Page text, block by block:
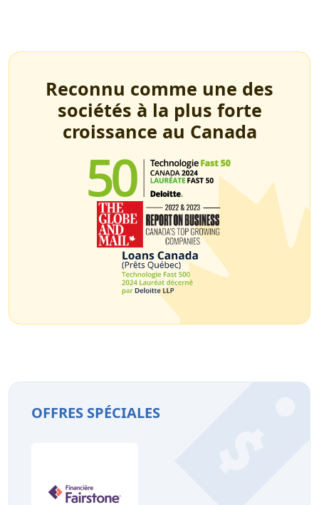
Reconnu comme une des
sociétés à la plus forte
croissance au Canada
OFFRES SPÉCIALES